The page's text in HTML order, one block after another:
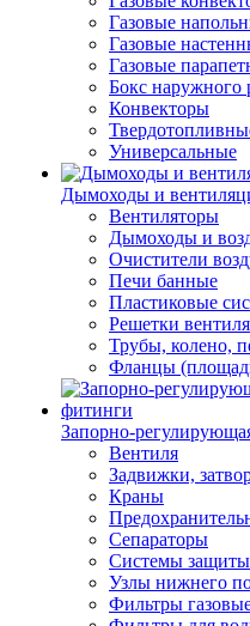
Газовые
Газовые
Газовые
Бокс наружного
Конвекторы
Универсальные
Дымоходы и
Вентиляторы
Дымоходы и
Очистители
Печи банные
Пластиковые
Решетки
Трубы, колено,
Фланцы
Запорно-
Вентиля
Задвижки,
Краны
Сепараторы
Системы
Узлы нижнего
Фильтры